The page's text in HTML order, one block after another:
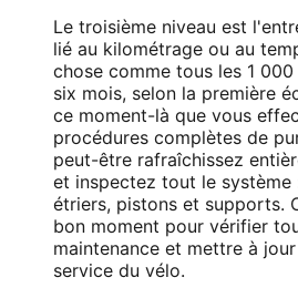
Le troisième niveau est
lié au kilométrage ou au
chose comme tous les 1
six mois, selon la première
ce moment-là que vous
procédures complètes de
peut-être rafraîchissez
et inspectez tout le système
étriers, pistons et supports.
bon moment pour vérifier
maintenance et mettre à
service du vélo.